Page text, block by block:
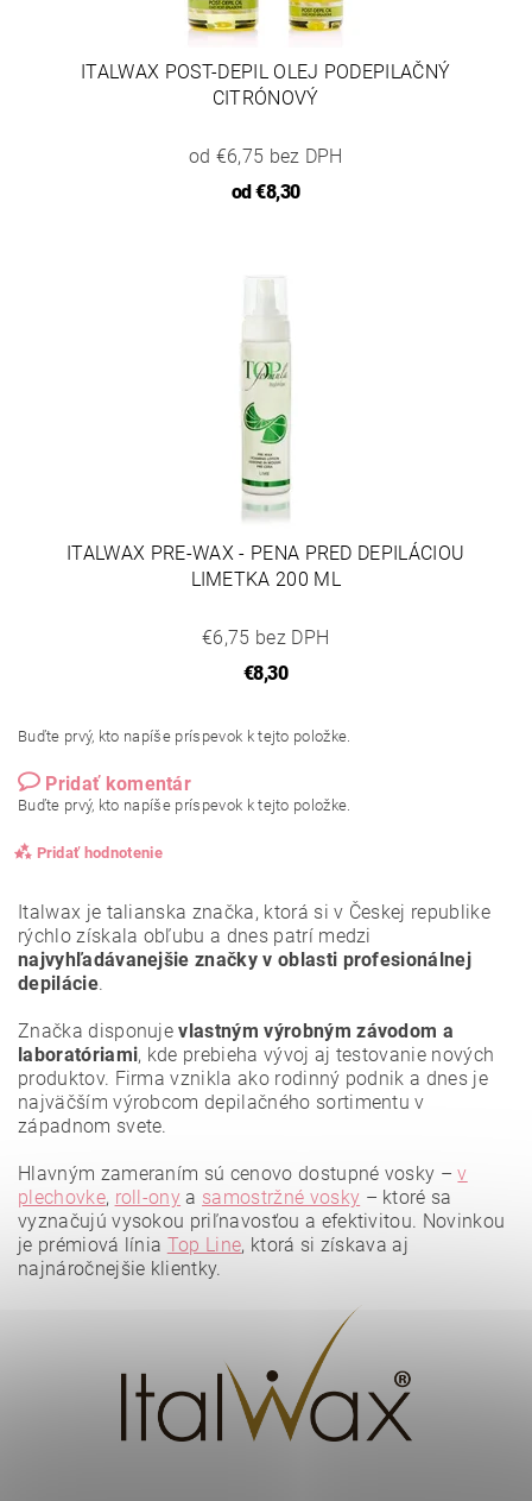
ITALWAX POST-DEPIL OLEJ PODEPILAČNÝ
CITRÓNOVÝ
od €6,75 bez DPH
od €8,30
ITALWAX PRE-WAX - PENA PRED DEPILÁCIOU
LIMETKA 200 ML
€6,75 bez DPH
€8,30
Buďte prvý, kto napíše príspevok k tejto položke.
Pridať komentár
Buďte prvý, kto napíše príspevok k tejto položke.
Pridať hodnotenie
Vložením hodnotenie súhlasíte spodmienkami ochrany
osobných údajov.
Italwax je talianska značka, ktorá si v Českej republike
rýchlo získala obľubu a dnes patrí medzi
najvyhľadávanejšie značky v oblasti profesionálnej
depilácie.
Značka disponujevlastným výrobným závodom a
laboratóriami, kde prebieha vývoj aj testovanie nových
produktov. Firma vznikla ako rodinný podnik a dnes je
najväčším výrobcom depilačného sortimentu v
západnom svete.
Hlavným zameraním sú cenovo dostupné vosky –v
plechovke, roll-ony a samostržné vosky – ktoré sa
vyznačujú vysokou priľnavosťou a efektivitou. Novinkou
je prémiová línia Top Line, ktorá si získava aj
najnáročnejšie klientky.